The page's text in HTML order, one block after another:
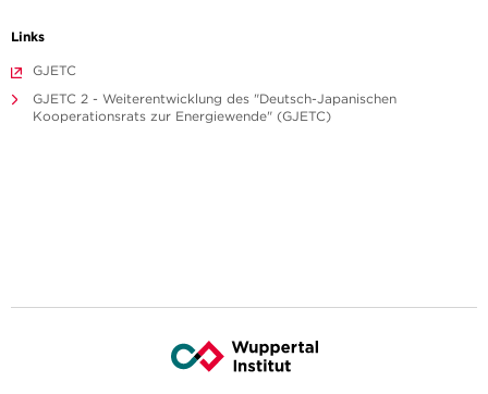
Links
GJETC
GJETC 2 - Weiterentwicklung des "Deutsch-Japanischen
Kooperationsrats zur Energiewende" (GJETC)